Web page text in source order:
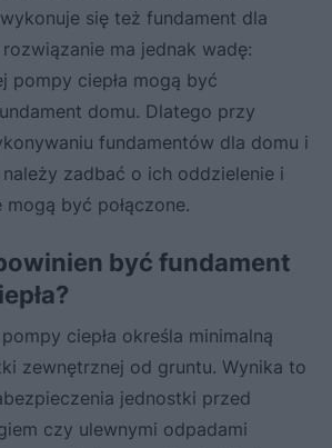
się też fundament dla
ma jednak wadę:
pompy ciepła mogą być
domu. Dlatego przy
fundamentów dla domu i
zadbać o ich oddzielenie i
być połączone.
być fundament
ciepła określa minimalną
zewnętrznej od gruntu. Wynika to
jednostki przed
czy ulewnymi odpadami